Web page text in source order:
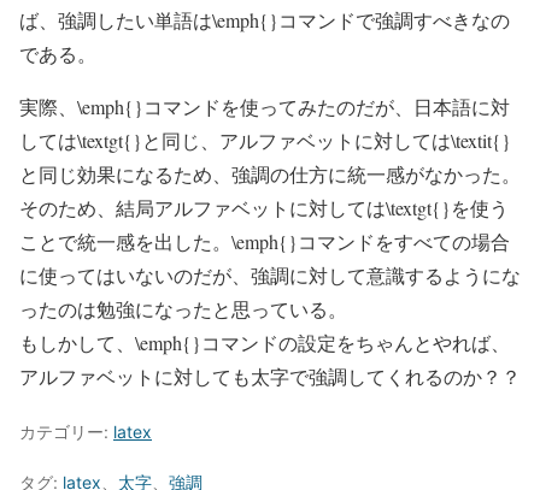
ば、強調したい単語は\emph{}コマンドで強調すべきなの
である。
実際、\emph{}コマンドを使ってみたのだが、日本語に対
しては\textgt{}と同じ、アルファベットに対しては\textit{}
と同じ効果になるため、強調の仕方に統一感がなかった。
そのため、結局アルファベットに対しては\textgt{}を使う
ことで統一感を出した。\emph{}コマンドをすべての場合
に使ってはいないのだが、強調に対して意識するようにな
ったのは勉強になったと思っている。
もしかして、\emph{}コマンドの設定をちゃんとやれば、
アルファベットに対しても太字で強調してくれるのか？？
カテゴリー: latex
タグ: latex 太字 強調